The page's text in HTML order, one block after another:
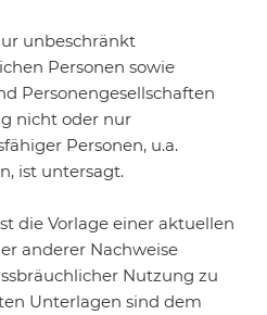
unbeschränkt
Personen sowie
Personengesellschaften
nicht oder nur
Personen, u.a.
ist untersagt.
die Vorlage einer aktuellen
anderer Nachweise
Nutzung zu
Unterlagen sind dem